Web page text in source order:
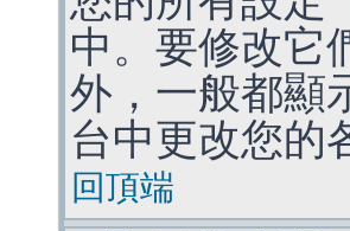
中。要修改它
外，一般都顯
台中更改您的
回頂端